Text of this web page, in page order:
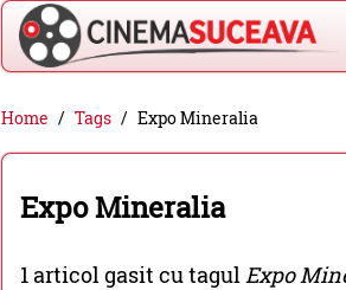
Cinema
Suceava
-
filme
cinema,
Home Tags Expo Mineralia
Expo Mineralia
1 articol gasit cu tagulExpo